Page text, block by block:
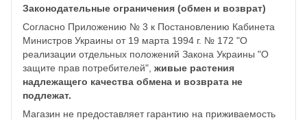
Законодательные ограничения (обмен и возврат)
Согласно Приложению № 3 к Постановлению Кабинета
Министров Украины от 19 марта 1994 г. № 172 "О
реализации отдельных положений Закона Украины "О
защите прав потребителей", живые растения
надлежащего качества обмена и возврата не
подлежат.
Магазин не предоставляет гарантию на приживаемость